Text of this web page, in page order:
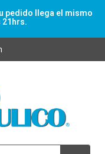
pedido llega el mismo
21hrs.